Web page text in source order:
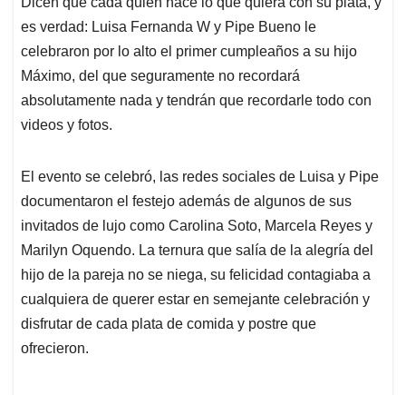
s
A
p
p
b
o
o
k
e
d
I
n
a
d
s
es verdad: Luisa Fernanda W y Pipe Bueno le
celebraron por lo alto el primer cumpleaños a su hijo
Máximo, del que seguramente no recordará
absolutamente nada y tendrán que recordarle todo con
videos y fotos.
El evento se celebró, las redes sociales de Luisa y Pipe
documentaron el festejo además de algunos de sus
invitados de lujo como Carolina Soto, Marcela Reyes y
Marilyn Oquendo. La ternura que salía de la alegría del
hijo de la pareja no se niega, su felicidad contagiaba a
cualquiera de querer estar en semejante celebración y
disfrutar de cada plata de comida y postre que
ofrecieron.